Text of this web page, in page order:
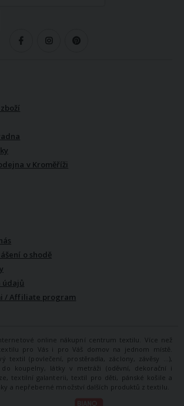
v Kroměříži
o shodě
údajů
/ Affiliate program
online nákupní centrum textilu. Více než
pro Vás i pro Váš domov na jednom místě.
textil (povlečení, prostěradla, záclony, závěsy ...),
koupelny, látky v metráži (oděvní, dekorační i
textilní galanterii, textil pro děti, pánské košile a
a nepřeberné množství dalších produktů z textilu.